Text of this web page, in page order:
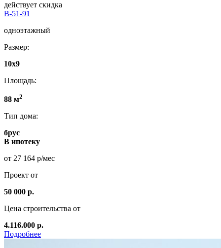
действует скидка
B-51-91
одноэтажный
Размер:
10х9
Площадь:
88 м2
Тип дома:
брус
В ипотеку
от 27 164 р/мес
Проект от
50 000 р.
Цена строительства от
4.116.000 р.
Подробнее